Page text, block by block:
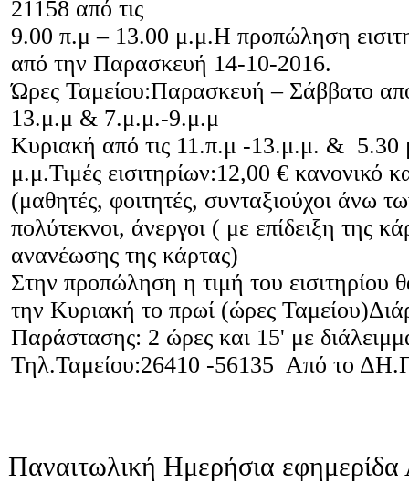
21158 από τις
9.00 π.μ – 13.00 μ.μ.Η προπώληση
από την Παρασκευή 14-10-2016.
Ώρες Ταμείου:Παρασκευή – Σάββατο
13.μ.μ & 7.μ.μ.-9.μ.μ
Κυριακή από τις 11.π.μ -13.μ.μ. & 5.30
μ.μ.Τιμές εισιτηρίων:12,00 € κανονικό
(μαθητές, φοιτητές, συνταξιούχοι άνω
πολύτεκνοι, άνεργοι ( με επίδειξη της
ανανέωσης της κάρτας)
Στην προπώληση η τιμή του εισιτηρίου
την Κυριακή το πρωί (ώρες
Παράστασης: 2 ώρες και 15' με
Τηλ.Ταμείου:26410 -56135 Από το
Παναιτωλική Ημερήσια εφημερίδα